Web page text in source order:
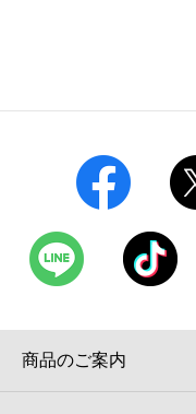
商品のご案内